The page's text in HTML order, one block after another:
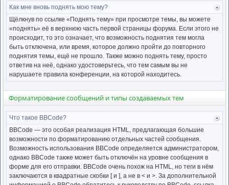
Как мне вновь поднять мою тему?
Щёлкнув по ссылке «Поднять тему» при просмотре темы, вы можете
«поднять» её в верхнюю часть первой страницы форума. Если этого не
происходит, то это означает, что возможность поднятия тем могла
быть отключена, или время, которое должно пройти до повторного
поднятия темы, ещё не прошло. Также можно поднять тему, просто
ответив на неё, однако удостоверьтесь, что тем самым вы не
нарушаете правила конференции, на которой находитесь.
Форматирование сообщений и типы создаваемых тем
Что такое BBCode?
BBCode — это особая реализация HTML, предлагающая большие
возможности по форматированию отдельных частей сообщения.
Возможность использования BBCode определяется администратором,
однако BBCode также может быть отключён на уровне сообщения в
форме для его отправки. BBCode очень похож на HTML, но теги в нём
заключаются в квадратные скобки [ и ], а не в < и >. За дополнительной